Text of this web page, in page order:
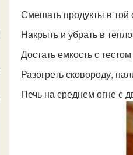
Смешать продукты в той
Накрыть и убрать в
Достать емкость с
Разогреть сковороду,
Печь на среднем огне с